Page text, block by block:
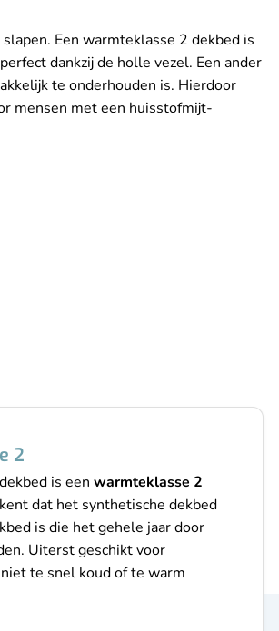
Een warmteklasse 2 dekbed is
dankzij de holle vezel. Een ander
te onderhouden is. Hierdoor
mensen met een huisstofmijt-
2
is een warmteklasse 2
dat het synthetische dekbed
is die het gehele jaar door
Uiterst geschikt voor
te snel koud of te warm